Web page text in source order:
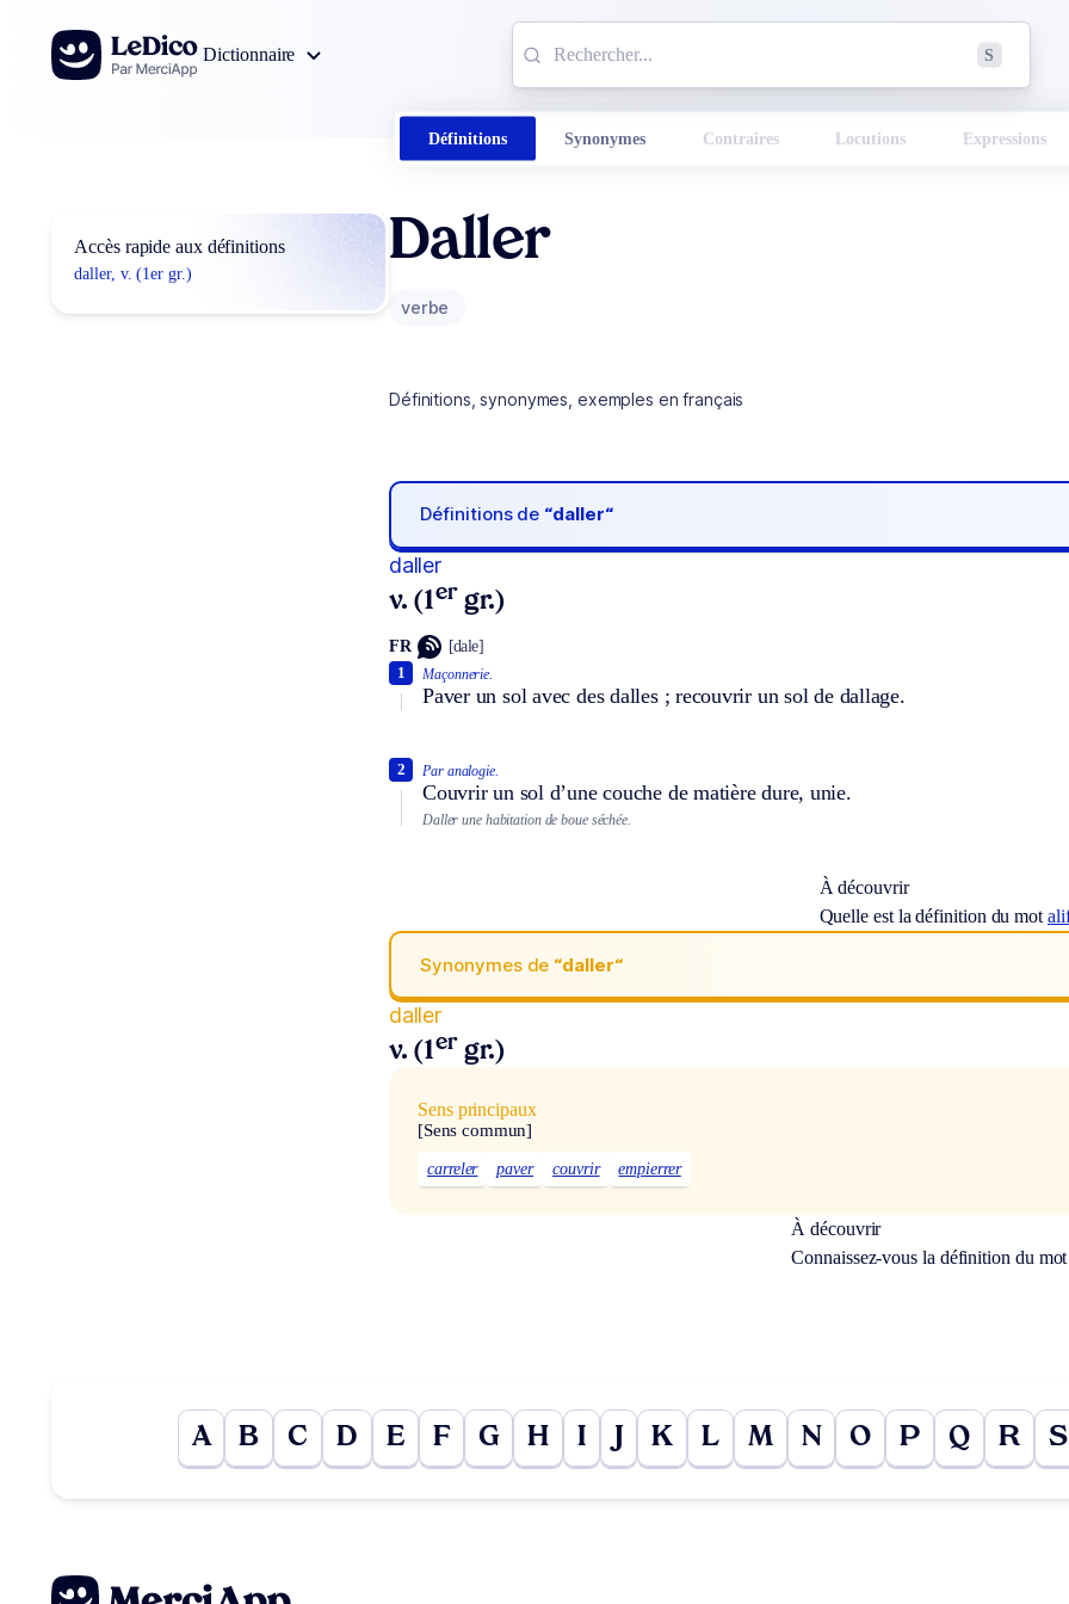
Aller au contenu
Dictionnaire
S
Définitions Synonymes Contraires Locutions Expressions
Accès rapide aux définitions
daller, v. (1er gr.)
Daller
verbe
Définitions, synonymes, exemples en français
Définitions de “daller“
daller
v. (1er gr.)
FR [dale]
Maçonnerie.
Paver un sol avec des dalles ; recouvrir un sol de dallage.
1
Par analogie.
Couvrir un sol d’une couche de matière dure, unie.
2
Daller une habitation de boue séchée.
À découvrir
Quelle est la définition du mot
Synonymes de “daller“
daller
v. (1er gr.)
Sens principaux
[Sens commun]
carreler paver couvrir empierrer
À découvrir
Connaissez-vous la définition du
A B C D E F G H I J K L M N O P Q R S